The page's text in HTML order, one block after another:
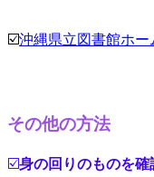
☑️沖縄県立図書館ホー
その他の方法
☑️身の回りのものを確